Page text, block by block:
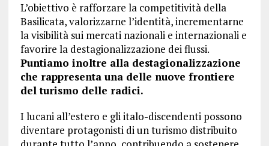
L’obiettivo è rafforzare la competitività della
Basilicata, valorizzarne l’identità, incrementarne
la visibilità sui mercati nazionali e internazionali e
favorire la destagionalizzazione dei flussi.
Puntiamo inoltre alla destagionalizzazione
che rappresenta una delle nuove frontiere
del turismo delle radici.
I lucani all’estero e gli italo-discendenti possono
diventare protagonisti di un turismo distribuito